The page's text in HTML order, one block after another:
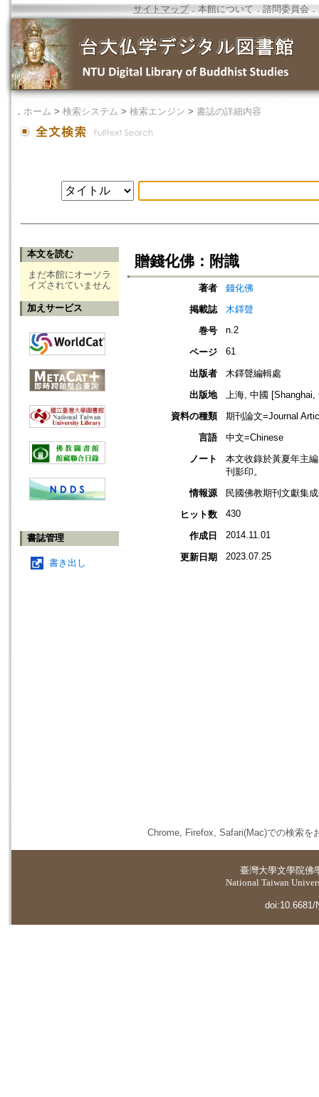
サイトマップ．本館について ． 諮問委員会 ．
． ホーム > 検索システム > 検索エンジン > 書誌の詳細内容
本文を読む
まだ本館にオーソラ
イズされていません
加えサービス
書誌管理
書き出し
贈錢化佛：附識
著者
錢化佛
掲載誌
木鐸聲
巻号
n.2
ページ 61
出版者
木鐸聲編輯處
出版地
上海, 中國 [Shanghai,
資料の種類
期刊論文=Journal
言語
中文=Chinese
ノート
本文收錄於黃夏年主
刊影印。
情報源
民國佛教期刊文獻集
ヒット数
430
作成日 2014.11.01
更新日期 2023.07.25
Chrome, Firefox, Safari(Mac)での検索を
臺灣大學文學院佛
National Taiwan
doi:10.6681/